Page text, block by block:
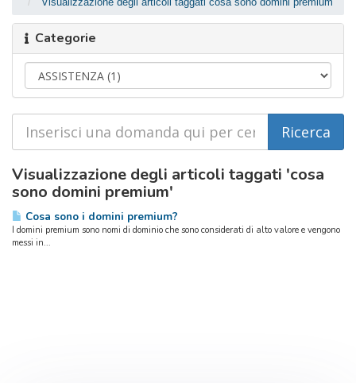
Categorie
Visualizzazione degli articoli taggati 'cosa
sono domini premium'
Cosa sono i domini premium?
I domini premium sono nomi di dominio che sono considerati di alto valore e vengono
messi in...